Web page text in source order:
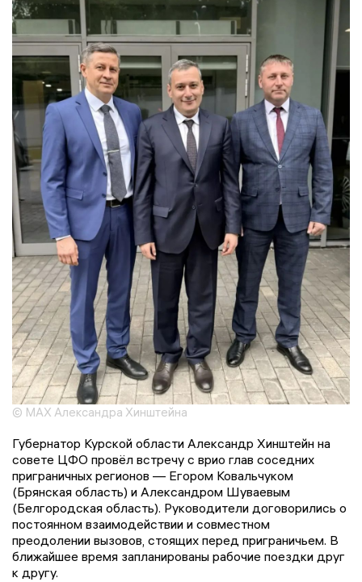
© МАХ Александра Хинштейна
Губернатор Курской области Александр Хинштейн на
совете ЦФО провёл встречу с врио глав соседних
приграничных регионов — Егором Ковальчуком
(Брянская область) и Александром Шуваевым
(Белгородская область). Руководители договорились о
постоянном взаимодействии и совместном
преодолении вызовов, стоящих перед приграничьем. В
ближайшее время запланированы рабочие поездки друг
к другу.